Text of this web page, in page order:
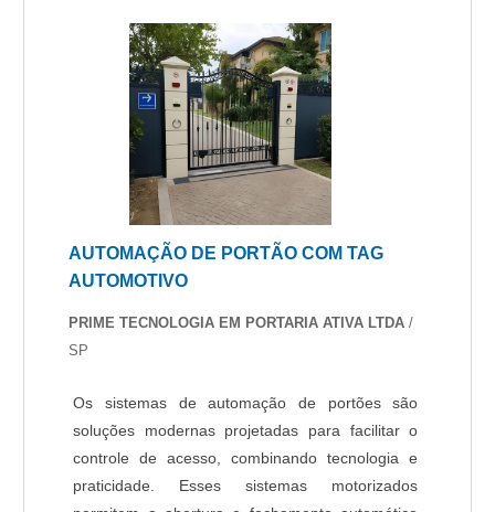
AUTOMAÇÃO DE PORTÃO COM TAG
AUTOMOTIVO
PRIME TECNOLOGIA EM PORTARIA ATIVA LTDA /
SP
Os sistemas de automação de portões são
soluções modernas projetadas para facilitar o
controle de acesso, combinando tecnologia e
praticidade. Esses sistemas motorizados